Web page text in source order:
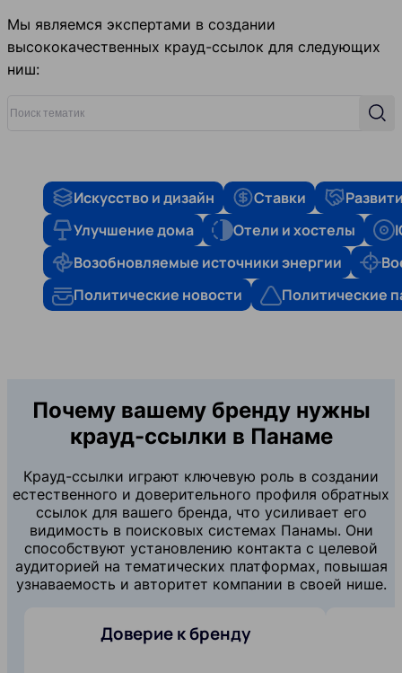
Мы являемся экспертами в создании
высококачественных крауд-ссылок для следующих
ниш:
Искусство и дизайн Ставки
Улучшение дома
Отели и хостелы
Возобновляемые источники энергии
Политические новости
Политические
Почему вашему бренду нужны
крауд-ссылки в Панаме
Крауд-ссылки играют ключевую роль в создании
естественного и доверительного профиля обратных
ссылок для вашего бренда, что усиливает его
видимость в поисковых системах Панамы. Они
способствуют установлению контакта с целевой
аудиторией на тематических платформах, повышая
узнаваемость и авторитет компании в своей нише.
Доверие к бренду